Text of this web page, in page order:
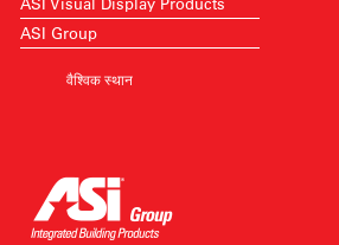
ASI Group
वैश्विक स्थान